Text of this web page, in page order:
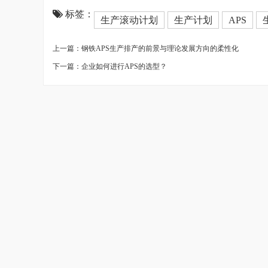
标签：
生产滚动计划 生产计划 APS
上一篇：钢铁APS生产排产的前景与理论发展方向的柔性化
下一篇：企业如何进行APS的选型？